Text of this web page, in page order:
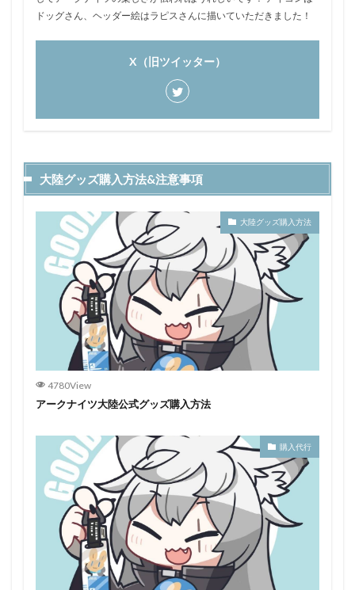
ドッグさん、ヘッダー絵はラピスさんに描いていただきました！
X（旧ツイッター）
大陸グッズ購入方法&注意事項
大陸グッズ購入方法
4780View
アークナイツ大陸公式グッズ購入方法
購入代行